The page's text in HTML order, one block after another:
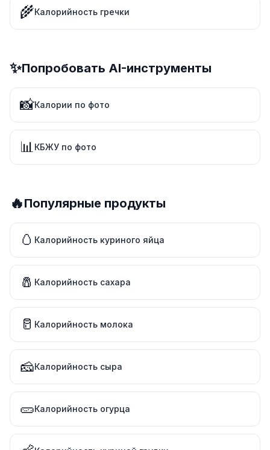
🌾Калорийность гречки
✨Попробовать AI-инструменты
📸Калории по фото
📊КБЖУ по фото
🔥Популярные продукты
🥚 Калорийность куриного яйца
🧂 Калорийность сахара
🥛 Калорийность молока
🧀Калорийность сыра
🥒Калорийность огурца